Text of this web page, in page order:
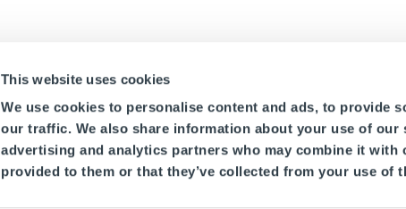
This website uses cookies
We use cookies to personalise content and ads, to provide
our traffic. We also share information about your use of our
advertising and analytics partners who may combine it with
provided to them or that they’ve collected from your use of